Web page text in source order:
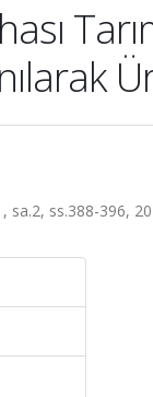
sa.2, ss.388-396,